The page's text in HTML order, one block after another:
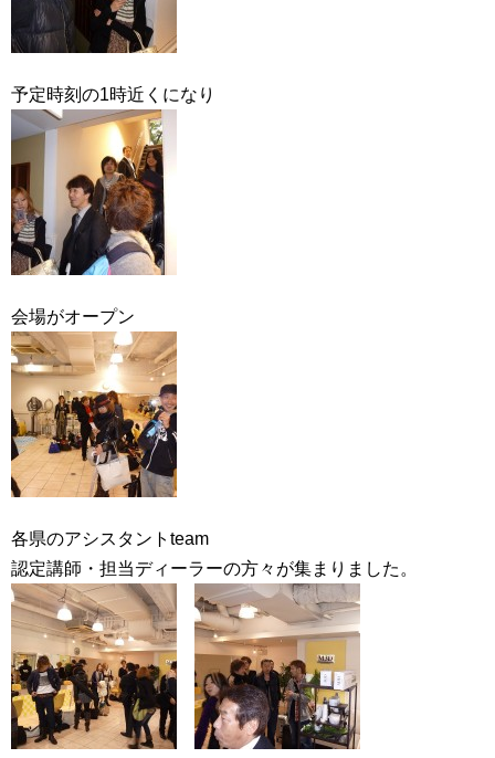
予定時刻の1時近くになり
会場がオープン
各県のアシスタントteam
認定講師・担当ディーラーの方々が集まりました。